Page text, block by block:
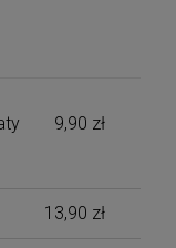
9,90 zł
13,90 zł